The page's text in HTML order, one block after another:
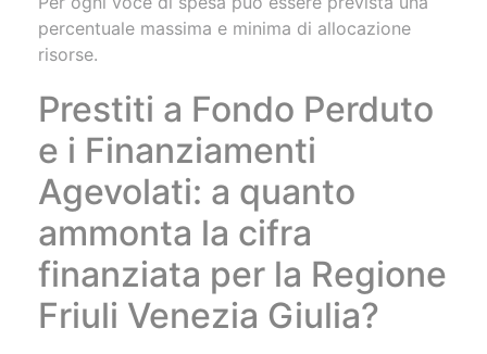
percentuale massima e minima di allocazione
risorse.
Prestiti a Fondo Perduto
e i Finanziamenti
Agevolati: a quanto
ammonta la cifra
finanziata per la Regione
Friuli Venezia Giulia?